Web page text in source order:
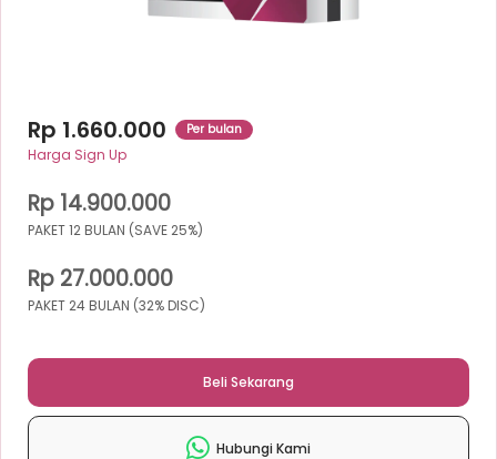
Rp 1.660.000 Per bulan
Harga Sign Up
Rp 14.900.000
PAKET 12 BULAN (SAVE 25%)
Rp 27.000.000
PAKET 24 BULAN (32% DISC)
Beli Sekarang
Hubungi Kami